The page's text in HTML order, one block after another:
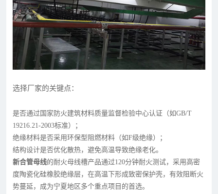
选择厂家的关键点：
是否通过国家防火建筑材料质量监督检验中心认证（如GB/T
19216.21-2003标准）；
绝缘材料是否采用环保型阻燃材料（如F级绝缘）；
结构设计是否优化散热，避免高温导致绝缘老化。
新合管母线的耐火母线槽产品通过120分钟耐火测试，采用高密
度陶瓷化硅橡胶绝缘层，在高温下形成致密保护壳，有效阻断火
势蔓延，成为宁夏地区多个重点项目的首选。